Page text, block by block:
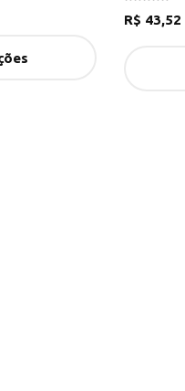
R$ 43,52